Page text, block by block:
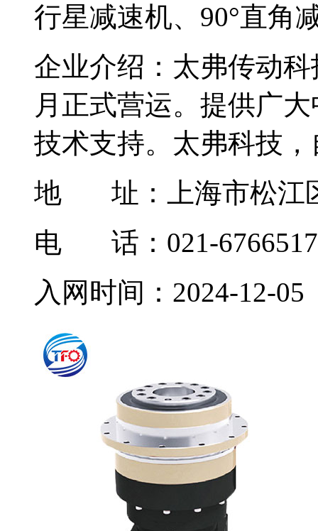
行星减速机、90°直角
企业介绍： 太弗传动
月正式营运。提供广
技术支持。太弗科技
地 址：
上海市松
电 话：021-
入网时间： 2024-12-05